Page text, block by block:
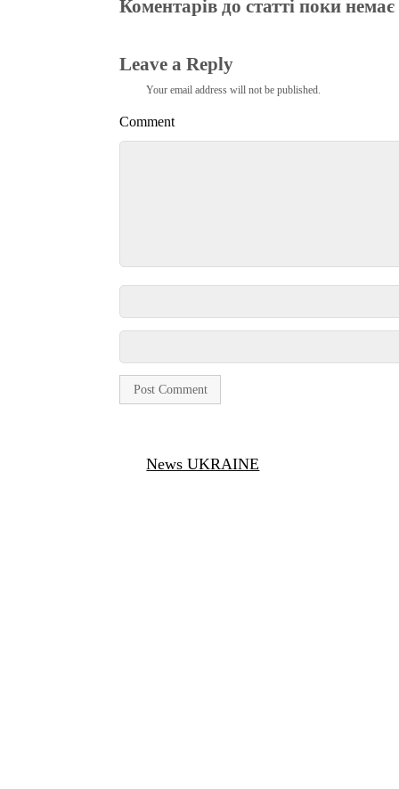
Коментарів до статті поки немає
Leave a Reply
Your email address will not be published.
Comment
News UKRAINE